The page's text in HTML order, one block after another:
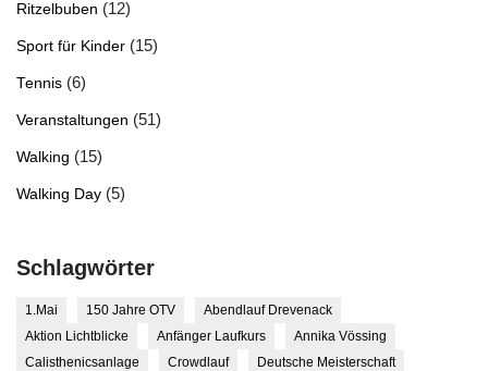
Ritzelbuben (12)
Sport für Kinder (15)
Tennis (6)
Veranstaltungen (51)
Walking (15)
Walking Day (5)
Schlagwörter
1.Mai 150 Jahre OTV
Abendlauf Drevenack
Aktion Lichtblicke
Anfänger Laufkurs
Annika Vössing
Calisthenicsanlage
Crowdlauf
Deutsche Meisterschaft